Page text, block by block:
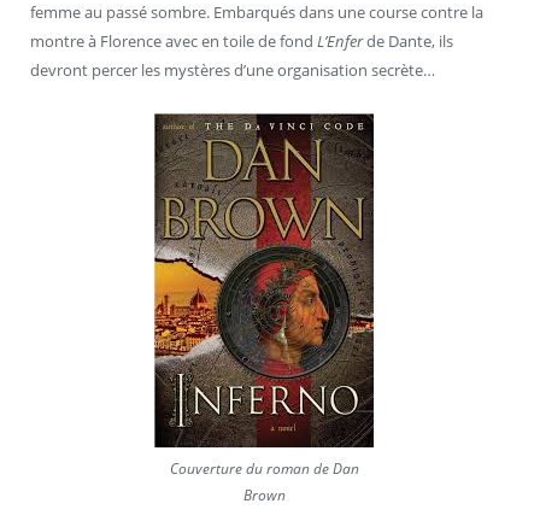
femme au passé sombre. Embarqués dans une course contre la
montre à Florence avec en toile de fond L’Enferde Dante, ils
devront percer les mystères d’une organisation secrète…
Couverture du roman de Dan
Brown